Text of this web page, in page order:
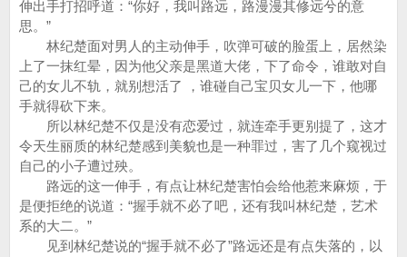
伸出手打招呼道：“你好，我叫路远，路漫漫其修远兮的意
思。”
林纪楚面对男人的主动伸手，吹弹可破的脸蛋上，居然染
上了一抹红晕，因为他父亲是黑道大佬，下了命令，谁敢对自
己的女儿不轨，就别想活了 ，谁碰自己宝贝女儿一下，他哪
手就得砍下来。
所以林纪楚不仅是没有恋爱过，就连牵手更别提了，这才
令天生丽质的林纪楚感到美貌也是一种罪过，害了几个窥视过
自己的小子遭过殃。
路远的这一伸手，有点让林纪楚害怕会给他惹来麻烦，于
是便拒绝的说道：“握手就不必了吧，还有我叫林纪楚，艺术
系的大二。”
见到林纪楚说的“握手就不必了”路远还是有点失落的，以